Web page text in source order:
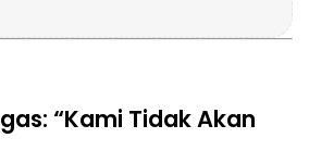
“Kami Tidak Akan